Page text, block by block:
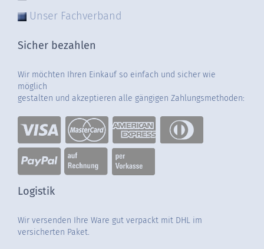
Unser Fachverband
Sicher bezahlen
Wir möchten Ihren Einkauf so einfach und sicher wie
möglich
gestalten und akzeptieren alle gängigen Zahlungsmethoden:
Logistik
Wir versenden Ihre Ware gut verpackt mit DHL im
versicherten Paket.